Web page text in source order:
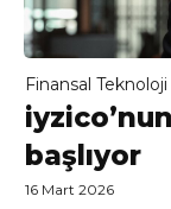
Finansal Teknoloji
başlıyor
16 Mart 2026